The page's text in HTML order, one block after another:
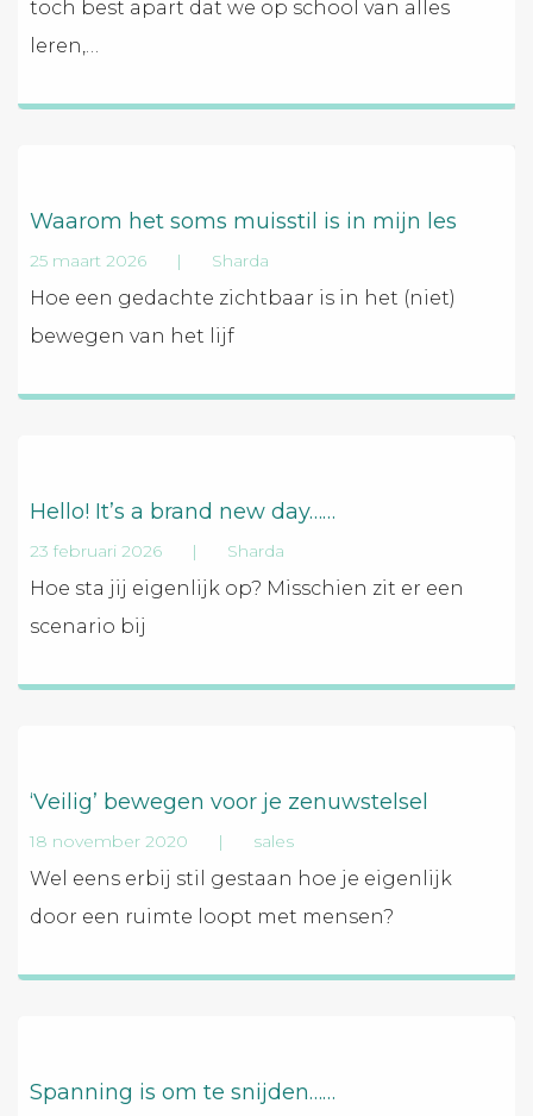
toch best apart dat we op school van alles
leren,
Waarom het soms muisstil is in mijn les
25 maart 2026 | Sharda
Hoe een gedachte zichtbaar is in het (niet)
bewegen van het lijf
Hello! It’s a brand new day……
23 februari 2026 | Sharda
Hoe sta jij eigenlijk op? Misschien zit er een
scenario bij
‘Veilig’ bewegen voor je zenuwstelsel
18 november 2020 | sales
Wel eens erbij stil gestaan hoe je eigenlijk
door een ruimte loopt met mensen?
Spanning is om te snijden……